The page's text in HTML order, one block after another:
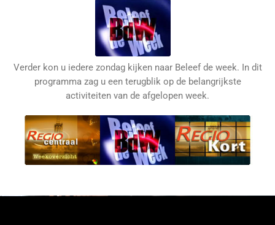
Verder kon u iedere zondag kijken naar Beleef de week. In dit
programma zag u een terugblik op de belangrijkste
activiteiten van de afgelopen week.